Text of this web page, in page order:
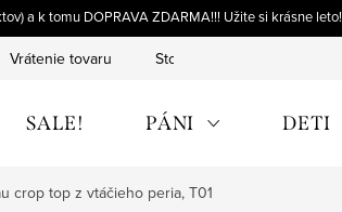
a k tomu DOPRAVA ZDARMA!!! Užite si krásne leto!
Vrátenie tovaru Storno objednávky
SALE! PÁNI DETI
crop top z vtáčieho peria, T01